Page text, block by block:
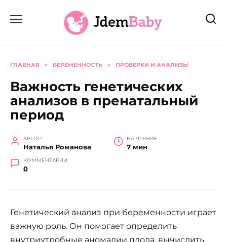
ГЛАВНАЯ » БЕРЕМЕННОСТЬ » ПРОВЕРКИ И АНАЛИЗЫ
Важность генетических
анализов в пренатальный
период
АВТОР
Наталья Романова
НА ЧТЕНИЕ
7 мин
КОММЕНТАРИИ
0
Генетический анализ при беременности играет
важную роль. Он помогает определить
внутриутробные аномалии плода, вычислить